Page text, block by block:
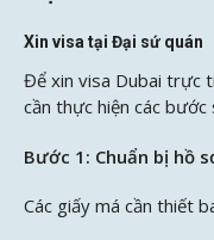
Xin visa tại Đại sứ quán
Để xin visa Dubai trực
cần thực hiện các bước
Bước 1: Chuẩn bị hồ
Các giấy má cần thiết